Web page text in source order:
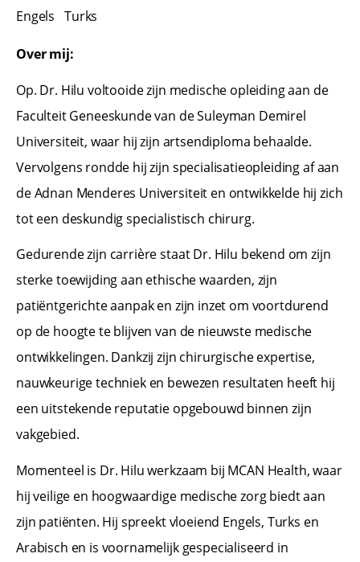
Engels Turks
Over mij:
Op. Dr. Hilu voltooide zijn medische opleiding aan de
Faculteit Geneeskunde van de Suleyman Demirel
Universiteit, waar hij zijn artsendiploma behaalde.
Vervolgens rondde hij zijn specialisatieopleiding af aan
de Adnan Menderes Universiteit en ontwikkelde hij zich
tot een deskundig specialistisch chirurg.
Gedurende zijn carrière staat Dr. Hilu bekend om zijn
sterke toewijding aan ethische waarden, zijn
patiëntgerichte aanpak en zijn inzet om voortdurend
op de hoogte te blijven van de nieuwste medische
ontwikkelingen. Dankzij zijn chirurgische expertise,
nauwkeurige techniek en bewezen resultaten heeft hij
een uitstekende reputatie opgebouwd binnen zijn
vakgebied.
Momenteel is Dr. Hilu werkzaam bij MCAN Health, waar
hij veilige en hoogwaardige medische zorg biedt aan
zijn patiënten. Hij spreekt vloeiend Engels, Turks en
Arabisch en is voornamelijk gespecialiseerd in